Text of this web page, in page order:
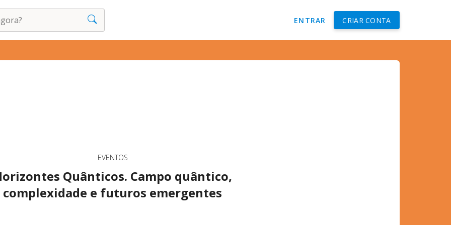
ENTRAR CRIAR CONTA
EVENTOS
Quânticos. Campo quântico,
complexidade e futuros emergentes